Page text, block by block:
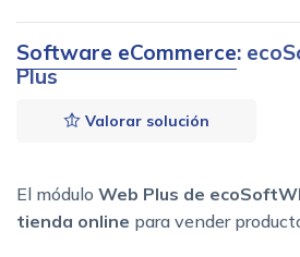
Software eCommerce:
Plus
Valorar solución
El módulo Web Plus de
tienda online para vender